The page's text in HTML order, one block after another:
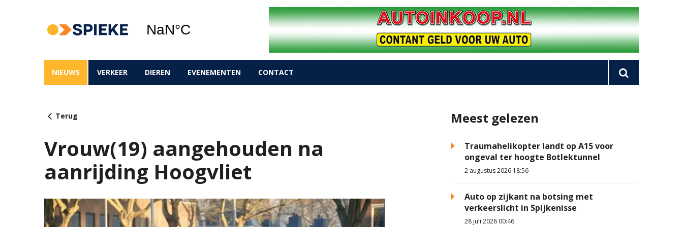
NIEUWS VERKEER DIEREN EVENEMENTEN CONTACT
Terug
Vrouw(19) aangehouden na
aanrijding Hoogvliet
Meest gelezen
Traumahelikopter landt op A15 voor
ongeval ter hoogte Botlektunnel
2 augustus 2026 18:56
Auto op zijkant na botsing met
verkeerslicht in Spijkenisse
28 juli 2026 00:46